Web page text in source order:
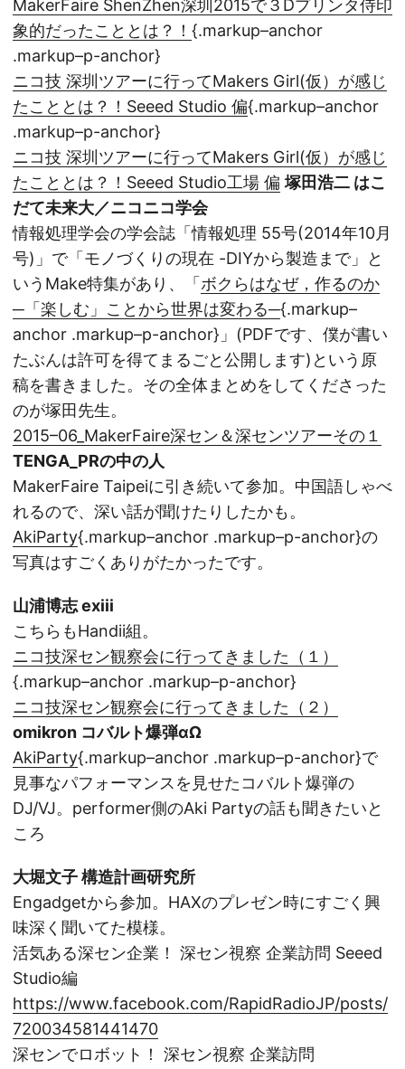
MakerFaire ShenZhen深圳2015で３Dプリンタ侍印
象的だったこととは？！ {.markup–anchor
.markup–p-anchor}
ニコ技 深圳ツアーに行ってMakers Girl(仮）が感じ
たこととは？！Seeed Studio 偏{.markup–anchor
.markup–p-anchor}
ニコ技 深圳ツアーに行ってMakers Girl(仮）が感じ
たこととは？！Seeed Studio工場 偏 塚田浩二 はこ
だて未来大／ニコニコ学会
情報処理学会の学会誌「情報処理 55号(2014年10月
号)」で「モノづくりの現在 -DIYから製造まで」と
いうMake特集があり、「 ボクらはなぜ，作るのか
─「楽しむ」ことから世界は変わる─{.markup–
anchor .markup–p-anchor}」(PDFです、僕が書い
たぶんは許可を得てまるごと公開します)という原
稿を書きました。その全体まとめをしてくださった
のが塚田先生。
2015–06_MakerFaire深セン＆深センツアーその１
TENGA_PRの中の人
MakerFaire Taipeiに引き続いて参加。中国語しゃべ
れるので、深い話が聞けたりしたかも。
AkiParty{.markup–anchor .markup–p-anchor}の
写真はすごくありがたかったです。
山浦博志 exiii
こちらもHandii組。
ニコ技深セン観察会に行ってきました（１）
{.markup–anchor .markup–p-anchor}
ニコ技深セン観察会に行ってきました（２）
omikron コバルト爆弾αΩ
AkiParty{.markup–anchor .markup–p-anchor}で
見事なパフォーマンスを見せたコバルト爆弾の
DJ/VJ。performer側のAki Partyの話も聞きたいと
ころ
大堀文子 構造計画研究所
Engadgetから参加。HAXのプレゼン時にすごく興
味深く聞いてた模様。
活気ある深セン企業！ 深セン視察 企業訪問 Seeed
Studio編
https://www.facebook.com/RapidRadioJP/posts/
720034581441470
深センでロボット！ 深セン視察 企業訪問